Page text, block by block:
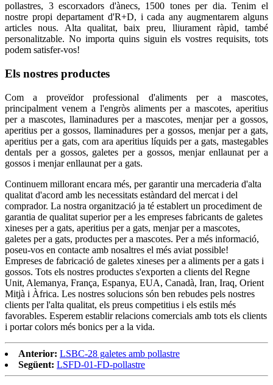
pollastres, 3 escorxadors d'ànecs, 1500 tones per dia. Tenim el
nostre propi departament d'R+D, i cada any augmentarem alguns
articles nous. Alta qualitat, baix preu, lliurament ràpid, també
personalitzable. No importa quins siguin els vostres requisits, tots
podem satisfer-vos!
Els nostres productes
Com a proveïdor professional d'aliments per a mascotes,
principalment venem a l'engròs aliments per a mascotes, aperitius
per a mascotes, llaminadures per a mascotes, menjar per a gossos,
aperitius per a gossos, llaminadures per a gossos, menjar per a gats,
aperitius per a gats, com ara aperitius líquids per a gats, mastegables
dentals per a gossos, galetes per a gossos, menjar enllaunat per a
gossos i menjar enllaunat per a gats.
Continuem millorant encara més, per garantir una mercaderia d'alta
qualitat d'acord amb les necessitats estàndard del mercat i del
comprador. La nostra organització ja té establert un procediment de
garantia de qualitat superior per a les empreses fabricants de galetes
xineses per a gats, aperitius per a gats, menjar per a mascotes,
galetes per a gats, productes per a mascotes. Per a més informació,
poseu-vos en contacte amb nosaltres el més aviat possible!
Empreses de fabricació de galetes xineses per a aliments per a gats i
gossos. Tots els nostres productes s'exporten a clients del Regne
Unit, Alemanya, França, Espanya, EUA, Canadà, Iran, Iraq, Orient
Mitjà i Àfrica. Les nostres solucions són ben rebudes pels nostres
clients per l'alta qualitat, els preus competitius i els estils més
favorables. Esperem establir relacions comercials amb tots els clients
i portar colors més bonics per a la vida.
Anterior: LSBC-28 galetes amb pollastre
Següent: LSFD-01-FD-pollastre